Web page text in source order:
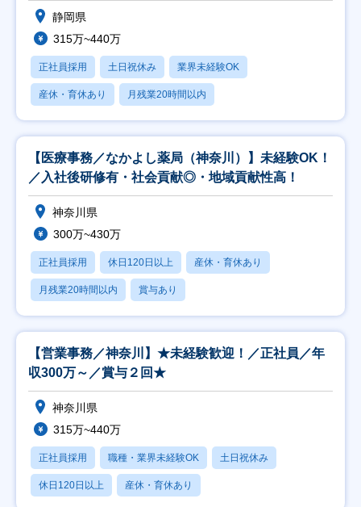
静岡県
315万~440万
正社員採用 土日祝休み 業界未経験OK
産休・育休あり 月残業20時間以内
【医療事務／なかよし薬局（神奈川）】未経験OK！
／入社後研修有・社会貢献◎・地域貢献性高！
神奈川県
300万~430万
正社員採用 休日120日以上 産休・育休あり
月残業20時間以内 賞与あり
【営業事務／神奈川】★未経験歓迎！／正社員／年
収300万～／賞与２回★
神奈川県
315万~440万
正社員採用 職種・業界未経験OK 土日祝休み
休日120日以上 産休・育休あり